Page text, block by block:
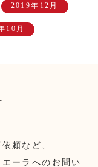
2019年12月
10月
頼など、
ーラへのお問い